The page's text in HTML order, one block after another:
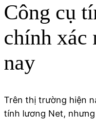
Công cụ
chính xác
nay
Trên thị trường hiện
tính lương Net,